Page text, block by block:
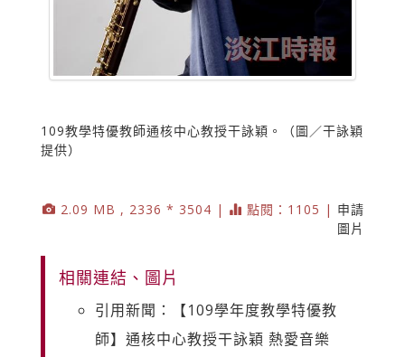
109教學特優教師通核中心教授干詠穎。（圖／干詠穎
提供）
2.09 MB , 2336 * 3504 | 點閱：1105 | 申請
圖片
相關連結、圖片
引用新聞：【109學年度教學特優教
師】通核中心教授干詠穎 熱愛音樂